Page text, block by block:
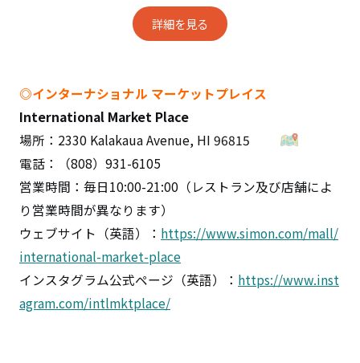
詳細を見る
◎インターナショナル マーケットプレイス
International Market Place
場所：2330 Kalakaua Avenue, HI 96815
電話：（808）931-6105
営業時間：毎日10:00-21:00（レストラン及び店舗によ
り営業時間が異なります）
ウェブサイト（英語）： https://www.simon.com/mall/
international-market-place
インスタグラム公式ページ（英語）： https://www.inst
agram.com/intlmktplace/